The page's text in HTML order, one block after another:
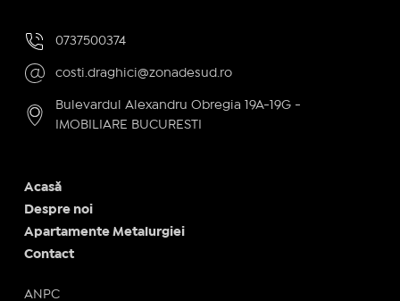
0737500374
costi.draghici@zonadesud.ro
Bulevardul Alexandru Obregia 19A-19G -
IMOBILIARE BUCURESTI
Acasă
Despre noi
Apartamente Metalurgiei
Contact
ANPC